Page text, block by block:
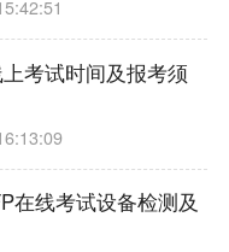
考试时间及报考须
在线考试设备检测及